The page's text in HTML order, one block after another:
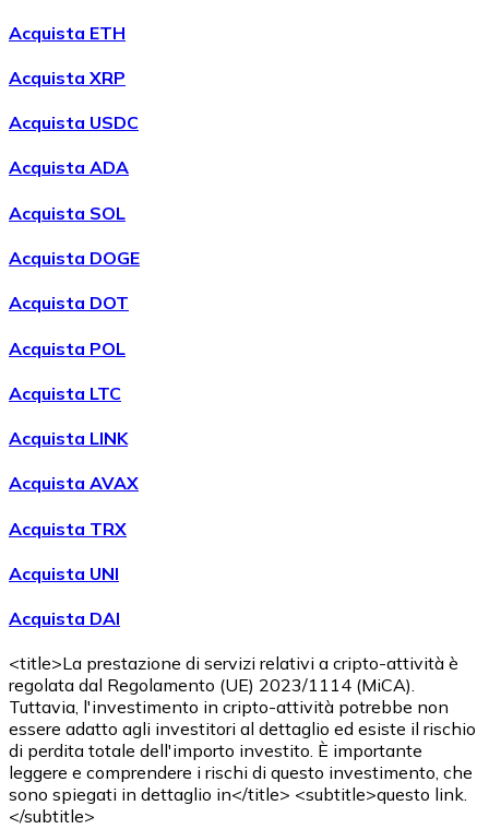
AcquistareChainlink
LINK
AcquistareWrapped Bitcoin
AcquistareAvalanche
Acquista ETH
Acquista XRP
Acquista USDC
Acquista ADA
Acquista SOL
Acquista DOGE
Acquista DOT
Acquista POL
Acquista LTC
Acquista LINK
Acquista AVAX
Acquista TRX
Acquista UNI
Acquista DAI
<title>La prestazione di servizi relativi a cripto-attività è
regolata dal Regolamento (UE) 2023/1114 (MiCA).
Tuttavia, l'investimento in cripto-attività potrebbe non
essere adatto agli investitori al dettaglio ed esiste il rischio
di perdita totale dell'importo investito. È importante
leggere e comprendere i rischi di questo investimento, che
sono spiegati in dettaglio in</title> <subtitle>questo link.
</subtitle>